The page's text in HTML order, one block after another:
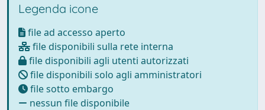
Legenda icone
file ad accesso aperto
file disponibili sulla rete interna
file disponibili agli utenti autorizzati
file disponibili solo agli amministratori
file sotto embargo
nessun file disponibile